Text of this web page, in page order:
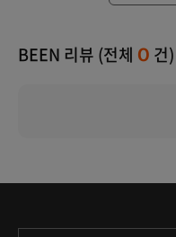
BEEN 리뷰 (전체 0 건)